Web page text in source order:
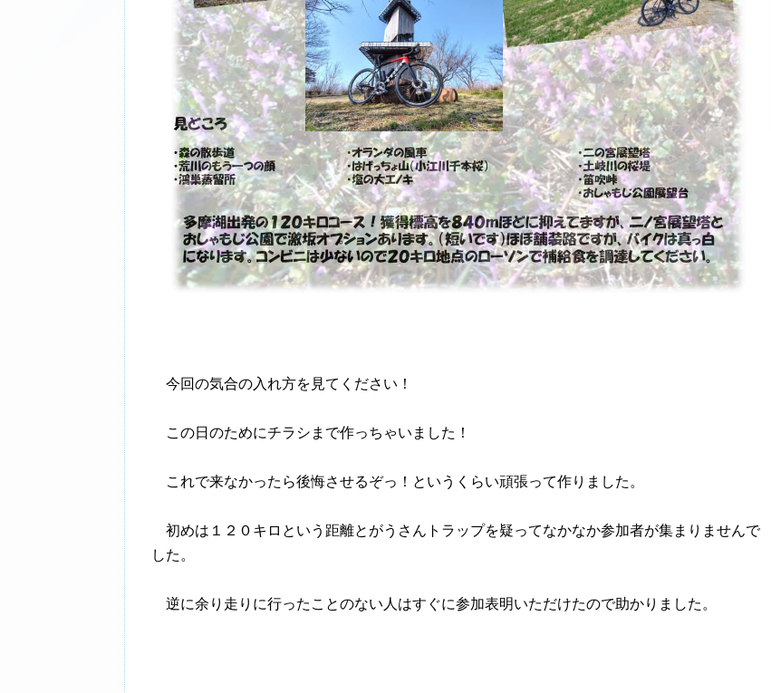
今回の気合の入れ方を見てください！
この日のためにチラシまで作っちゃいました！
これで来なかったら後悔させるぞっ！というくらい頑張って作りました。
初めは１２０キロという距離とがうさんトラップを疑ってなかなか参加者が集まりませんで
した。
逆に余り走りに行ったことのない人はすぐに参加表明いただけたので助かりました。